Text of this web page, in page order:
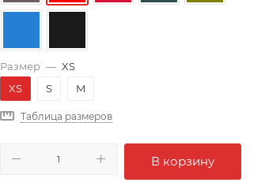
Размер — XS
XS
S M
Таблица размеров
В корзину